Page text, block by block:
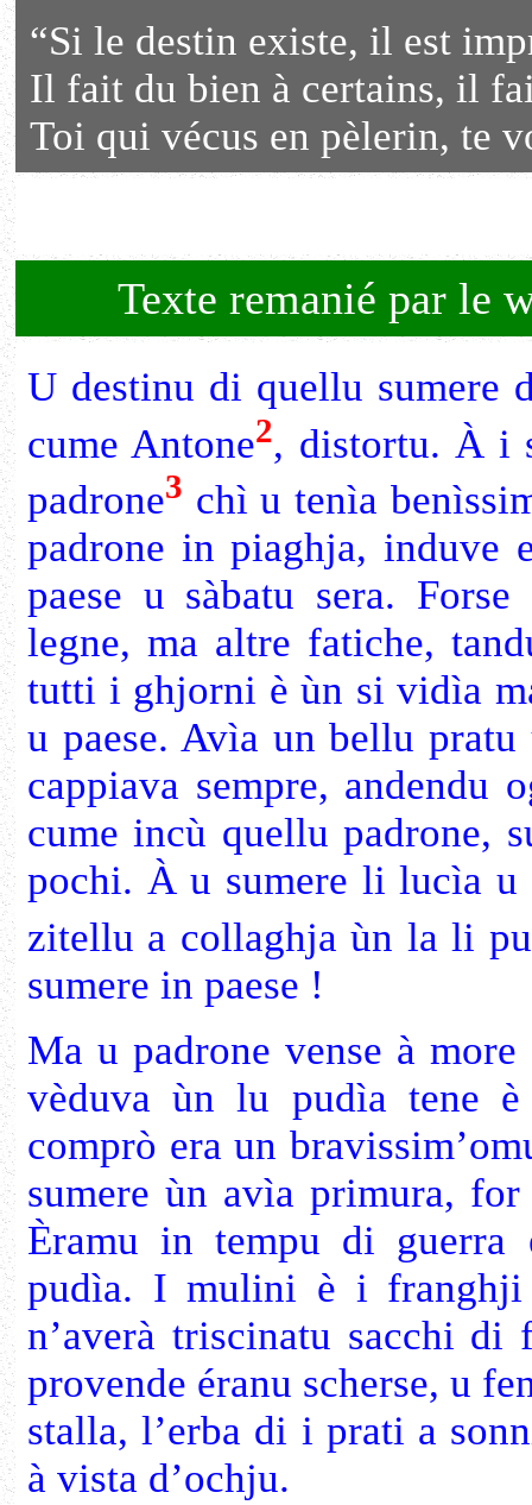
“Si le destin existe, il est
Il fait du bien à certains, il
Toi qui vécus en pèlerin, te
Texte remanié par le
U destinu di quellu sumere
cume Antone2, distortu. À i
padrone3 chì u tenìa
padrone in piaghja,
paese u sàbatu sera.
legne, ma altre fatiche,
tutti i ghjorni è ùn si vidìa
u paese. Avìa un bellu
cappiava sempre, andendu
cume incù quellu padrone,
pochi. À u sumere li lucìa u
zitellu a collaghja ùn la li
sumere in paese !
Ma u padrone vense à
vèduva ùn lu pudìa tene
comprò era un
sumere ùn avìa primura,
Èramu in tempu di
pudìa. I mulini è i franghji
n’averà triscinatu sacchi di
provende éranu scherse, u
stalla, l’erba di i prati a
à vista d’ochju.